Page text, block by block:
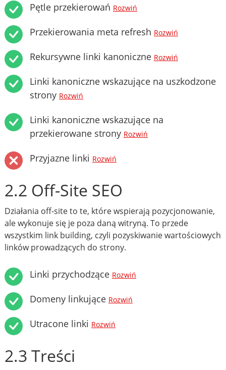
Pętle przekierowań Rozwiń
Przekierowania meta refresh Rozwiń
Rekursywne linki kanoniczne Rozwiń
Linki kanoniczne wskazujące na uszkodzone
strony Rozwiń
Linki kanoniczne wskazujące na
przekierowane strony Rozwiń
Przyjazne linki Rozwiń
2.2 Off-Site SEO
Działania off-site to te, które wspierają pozycjonowanie,
ale wykonuje się je poza daną witryną. To przede
wszystkim link building, czyli pozyskiwanie wartościowych
linków prowadzących do strony.
Linki przychodzące Rozwiń
Domeny linkujące Rozwiń
Utracone linki Rozwiń
2.3 Treści